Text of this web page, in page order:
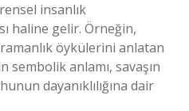
insanlık
haline gelir. Örneğin,
öykülerini anlatan
sembolik anlamı, savaşın
dayanıklılığına dair